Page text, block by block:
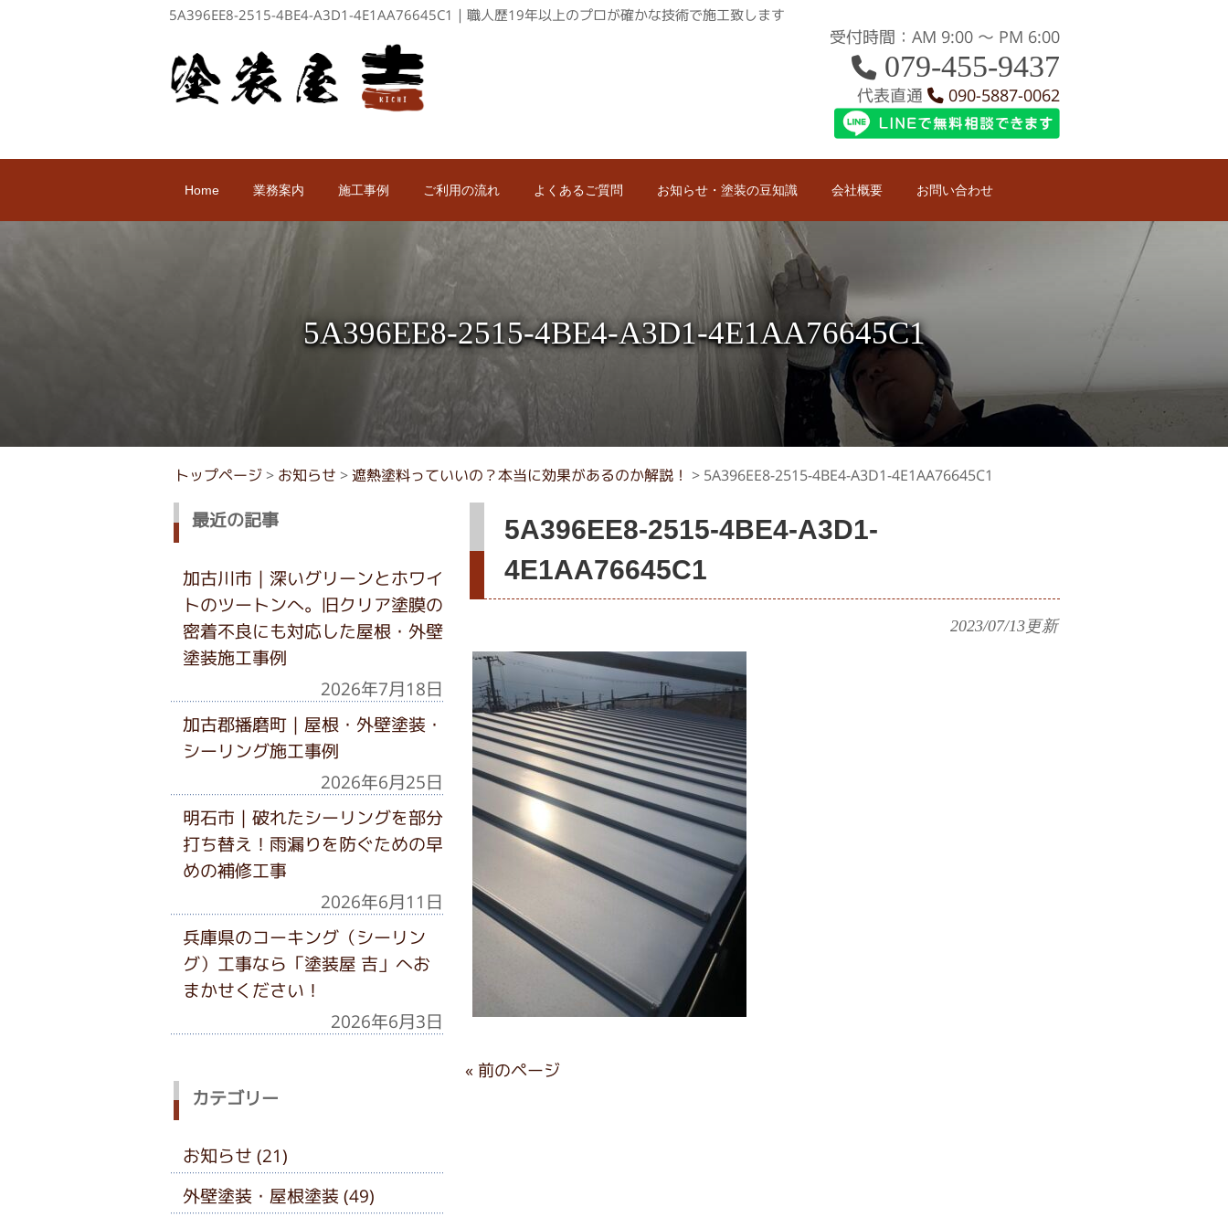
5A396EE8-2515-4BE4-A3D1-4E1AA76645C1｜職人歴19年以上のプロが確かな技術で施工致します
受付時間：AM 9:00 〜 PM 6:00
079-455-9437
代表直通 090-5887-0062
Home 業務案内 施工事例 ご利用の流れ よくあるご質問 お知らせ・塗装の豆知識 会社概要 お問い合わせ
5A396EE8-2515-4BE4-A3D1-4E1AA76645C1
トップページ> お知らせ > 遮熱塗料っていいの？本当に効果があるのか解説！ > 5A396EE8-2515-4BE4-A3D1-4E1AA76645C1
5A396EE8-2515-4BE4-A3D1-
4E1AA76645C1
2023/07/13更新
« 前のページ
最近の記事
加古川市｜深いグリーンとホワイ
トのツートンへ。旧クリア塗膜の
密着不良にも対応した屋根・外壁
塗装施工事例
2026年7月18日
加古郡播磨町｜屋根・外壁塗装・
シーリング施工事例
2026年6月25日
明石市｜破れたシーリングを部分
打ち替え！雨漏りを防ぐための早
めの補修工事
2026年6月11日
兵庫県のコーキング（シーリン
グ）工事なら「塗装屋 吉」へお
まかせください！
2026年6月3日
カテゴリー
お知らせ (21)
外壁塗装・屋根塗装 (49)